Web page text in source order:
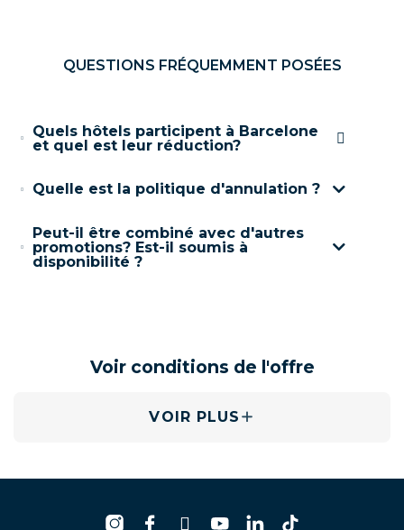
QUESTIONS FRÉQUEMMENT POSÉES
Quels hôtels participent à Barcelone
et quel est leur réduction?
Quelle est la politique d'annulation ?
Peut-il être combiné avec d'autres
promotions? Est-il soumis à
disponibilité ?
Voir conditions de l'offre
VOIR PLUS